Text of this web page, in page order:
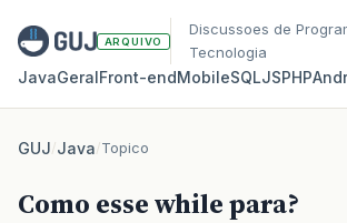
ARQUIVO
Discussoes de
Tecnologia
JavaGeralFront‑endMobileSQLJSPHP
GUJ/Java/Topico
Como esse while para?